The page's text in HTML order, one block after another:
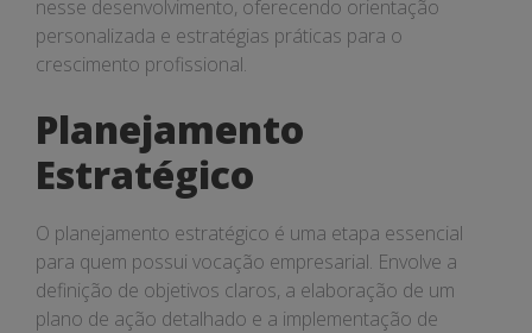
nesse desenvolvimento, oferecendo orientação
personalizada e estratégias práticas para o
crescimento profissional.
Planejamento
Estratégico
O planejamento estratégico é uma etapa essencial
para quem possui vocação empresarial. Envolve a
definição de objetivos claros, a elaboração de um
plano de ação detalhado e a implementação de